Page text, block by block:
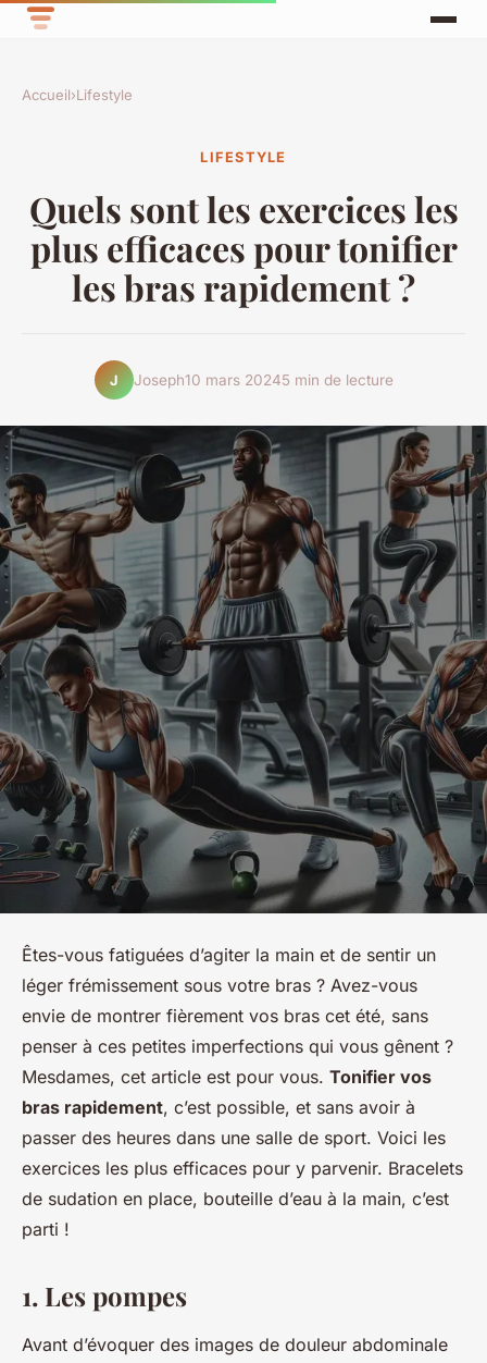
Accueil›Lifestyle
LIFESTYLE
Quels sont les exercices les
plus efficaces pour tonifier
les bras rapidement ?
J Joseph10 mars 20245 min de lecture
Êtes-vous fatiguées d’agiter la main et de sentir un
léger frémissement sous votre bras ? Avez-vous
envie de montrer fièrement vos bras cet été, sans
penser à ces petites imperfections qui vous gênent ?
Mesdames, cet article est pour vous. Tonifier vos
bras rapidement, c’est possible, et sans avoir à
passer des heures dans une salle de sport. Voici les
exercices les plus efficaces pour y parvenir. Bracelets
de sudation en place, bouteille d’eau à la main, c’est
parti !
1. Les pompes
Avant d’évoquer des images de douleur abdominale